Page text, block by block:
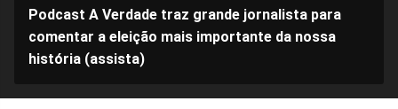
Podcast A Verdade traz grande jornalista para
comentar a eleição mais importante da nossa
história (assista)